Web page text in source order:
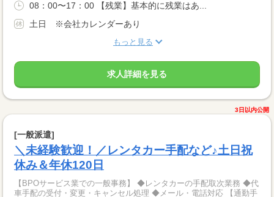
08：00〜17：00 【残業】基本的に残業はあ...
土日 ※会社カレンダーあり
もっと見る
求人詳細を見る
3日以内公開
[一般派遣]
＼未経験歓迎！／レンタカー手配など♪土日祝
休み＆年休120日
【BPOサービス業での一般事務】 ◆レンタカーの手配取次業務 ◆代
車手配の受付・変更・キャンセル処理 ◆メール・電話対応 【通勤手